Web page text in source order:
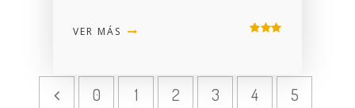
VER MÁS
0 1 2 3 4
5